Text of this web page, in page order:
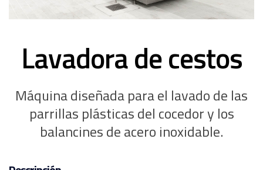
Lavadora de cestos
Máquina diseñada para el lavado de las
parrillas plásticas del cocedor y los
balancines de acero inoxidable.